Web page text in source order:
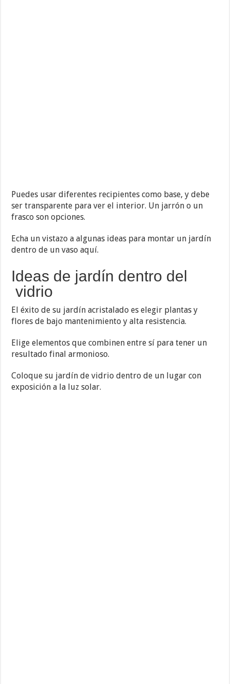
Puedes usar diferentes recipientes como base, y debe
ser transparente para ver el interior. Un jarrón o un
frasco son opciones.
Echa un vistazo a algunas ideas para montar un jardín
dentro de un vaso aquí.
Ideas de jardín dentro del
vidrio
El éxito de su jardín acristalado es elegir plantas y
flores de bajo mantenimiento y alta resistencia.
Elige elementos que combinen entre sí para tener un
resultado final armonioso.
Coloque su jardín de vidrio dentro de un lugar con
exposición a la luz solar.